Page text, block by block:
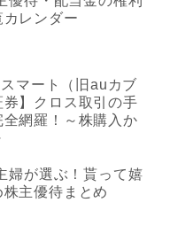
レンダー
スマート（旧auカブ
券】クロス取引の手
網羅！～株購入か
婦が選ぶ！貰って嬉
株主優待まとめ